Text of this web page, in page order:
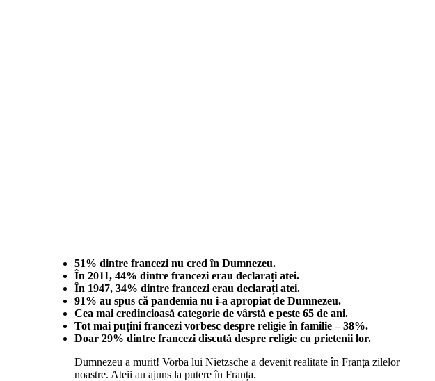
51% dintre francezi nu cred în Dumnezeu.
În 2011, 44% dintre francezi erau declarați atei.
În 1947, 34% dintre francezi erau declarați atei.
91% au spus că pandemia nu i-a apropiat de Dumnezeu.
Cea mai credincioasă categorie de vârstă e peste 65 de ani.
Tot mai puțini francezi vorbesc despre religie în familie – 38%.
Doar 29% dintre francezi discută despre religie cu prietenii lor.
Dumnezeu a murit! Vorba lui Nietzsche a devenit realitate în Franța zilelor
noastre. Ateii au ajuns la putere în Franța.